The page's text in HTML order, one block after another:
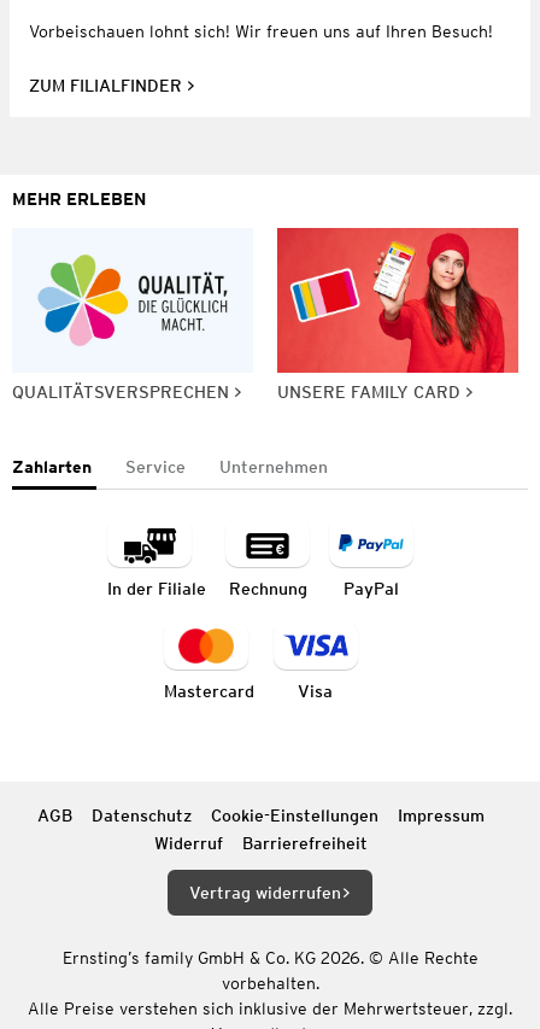
Vorbeischauen lohnt sich! Wir freuen uns auf Ihren Besuch!
ZUM FILIALFINDER
MEHR ERLEBEN
QUALITÄTSVERSPRECHEN UNSERE FAMILY CARD
Zahlarten Service Unternehmen
In der Filiale Rechnung PayPal
Mastercard Visa
AGB Datenschutz Cookie-Einstellungen
Impressum
Widerruf
Barrierefreiheit
Vertrag widerrufen
Ernsting’s family GmbH & Co. KG 2026. © Alle Rechte
vorbehalten.
Alle Preise verstehen sich inklusive der Mehrwertsteuer, zzgl.